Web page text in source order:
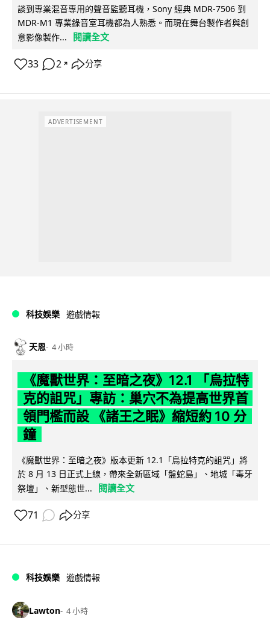
談到專業混音專用的聲音監聽耳機，Sony 經典 MDR-7506 到
MDR-M1 專業錄音室耳機都為人熟悉。而現在舞台製作者與創
意影像製作...
閱讀全文
33 2 ↗ 分享
ADVERTISEMENT
科技娛樂 遊戲情報
天恩 4 小時
《魔獸世界：至暗之夜》12.1 「烏拉特
克的詛咒」專訪：巢穴不為提高世界首
領門檻而設 《諸王之眠》縮短約 10 分
鐘
《魔獸世界：至暗之夜》版本更新 12.1「烏拉特克的詛咒」將
於 8 月 13 日正式上線，帶來全新區域「盤蛇島」、地城「毒牙
祭壇」、新型態世...
閱讀全文
71 分享
科技娛樂 遊戲情報
Lawton 4 小時